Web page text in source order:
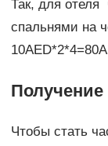
Так, для
спальнями на
Получение
Чтобы стать